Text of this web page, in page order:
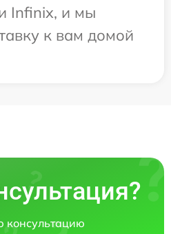
Infinix, и мы
к вам домой
консультацию